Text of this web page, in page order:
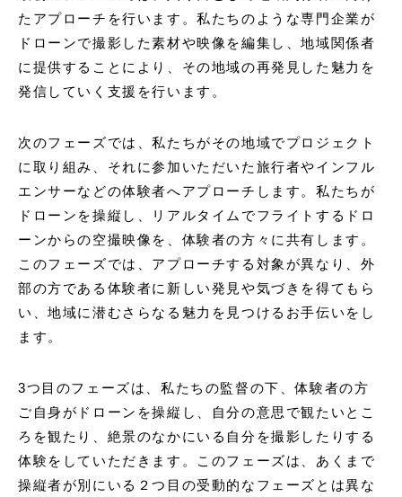
たアプローチを行います。私たちのような専門企業が
ドローンで撮影した素材や映像を編集し、地域関係者
に提供することにより、その地域の再発見した魅力を
発信していく支援を行います。
次のフェーズでは、私たちがその地域でプロジェクト
に取り組み、それに参加いただいた 旅行者やインフル
エンサーなどの体験者へアプローチします。 私たちが
ドローンを操縦し、リアルタイムでフライトするドロ
ーンからの空撮映像を、 体験者の方々に共有します。
このフェーズでは、アプローチする対象が異なり、外
部の方である体験者に新しい発見や気づきを得てもら
い、地域に潜むさらなる魅力を見つけるお手伝いをし
ます。
3つ目のフェーズは、私たちの監督の下、体験者の方
ご自身がドローンを操縦し、自分の意思で観たいとこ
ろを観たり、絶景のなかにいる自分を撮影したりする
体験をしていただきます。このフェーズは、あくまで
操縦者が別にいる２つ目の受動的なフェーズとは異な